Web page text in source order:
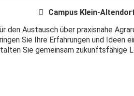
Campus Klein-
Austausch über praxisnahe
Sie Ihre Erfahrungen und Ideen
Sie gemeinsam zukunftsfähige